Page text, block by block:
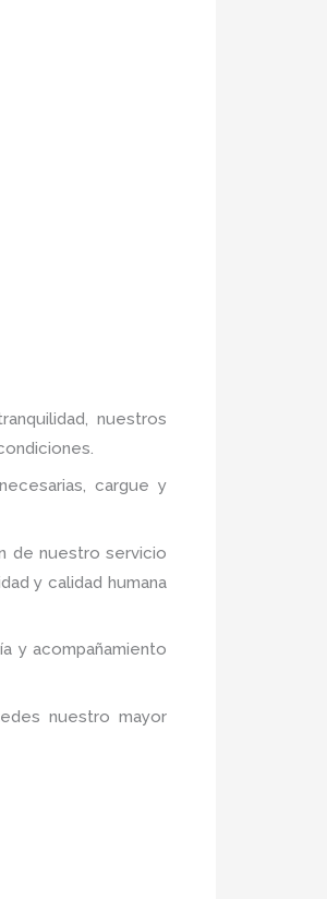
nuestros
cargue y
de nuestro servicio
y calidad humana
y acompañamiento
nuestro mayor